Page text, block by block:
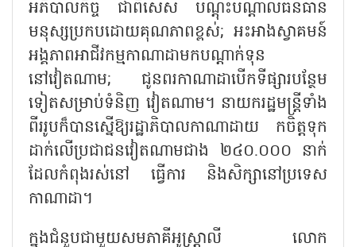
អភិបាលកិច្ច ជាពិសេស បណ្តុះបណ្តាលធនធាន
មនុស្សប្រកបដោយគុណភាពខ្ពស់; អះអាងស្វាគមន៍
អង្គភាពអាជីវកម្មកាណាដាមកបណ្តាក់ទុន
នៅវៀតណាម; ជូនពរកាណាដាបើកទីផ្សារបន្ថែម
ទៀតសម្រាប់ទំនិញ វៀតណាម។ នាយករដ្ឋមន្ត្រីទាំង
ពីររូបក៏បានស្នើឱ្យរដ្ឋាភិបាលកាណាដាយ កចិត្តទុក
ដាក់លើប្រជាជនវៀតណាមជាង ២៤០.០០០ នាក់
ដែលកំពុងរស់នៅ ធ្វើការ និងសិក្សានៅប្រទេស
កាណាដា។
ក្នុងជំនួបជាមួយសមភាគីអូស្ត្រាលី លោក